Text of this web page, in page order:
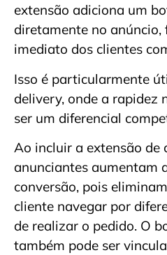
extensão adiciona um
diretamente no
imediato dos clientes
Isso é particularmente
delivery, onde a rapidez
ser um diferencial
Ao incluir a extensão de
anunciantes aumentam
conversão, pois
cliente navegar por
de realizar o pedido. O
também pode ser